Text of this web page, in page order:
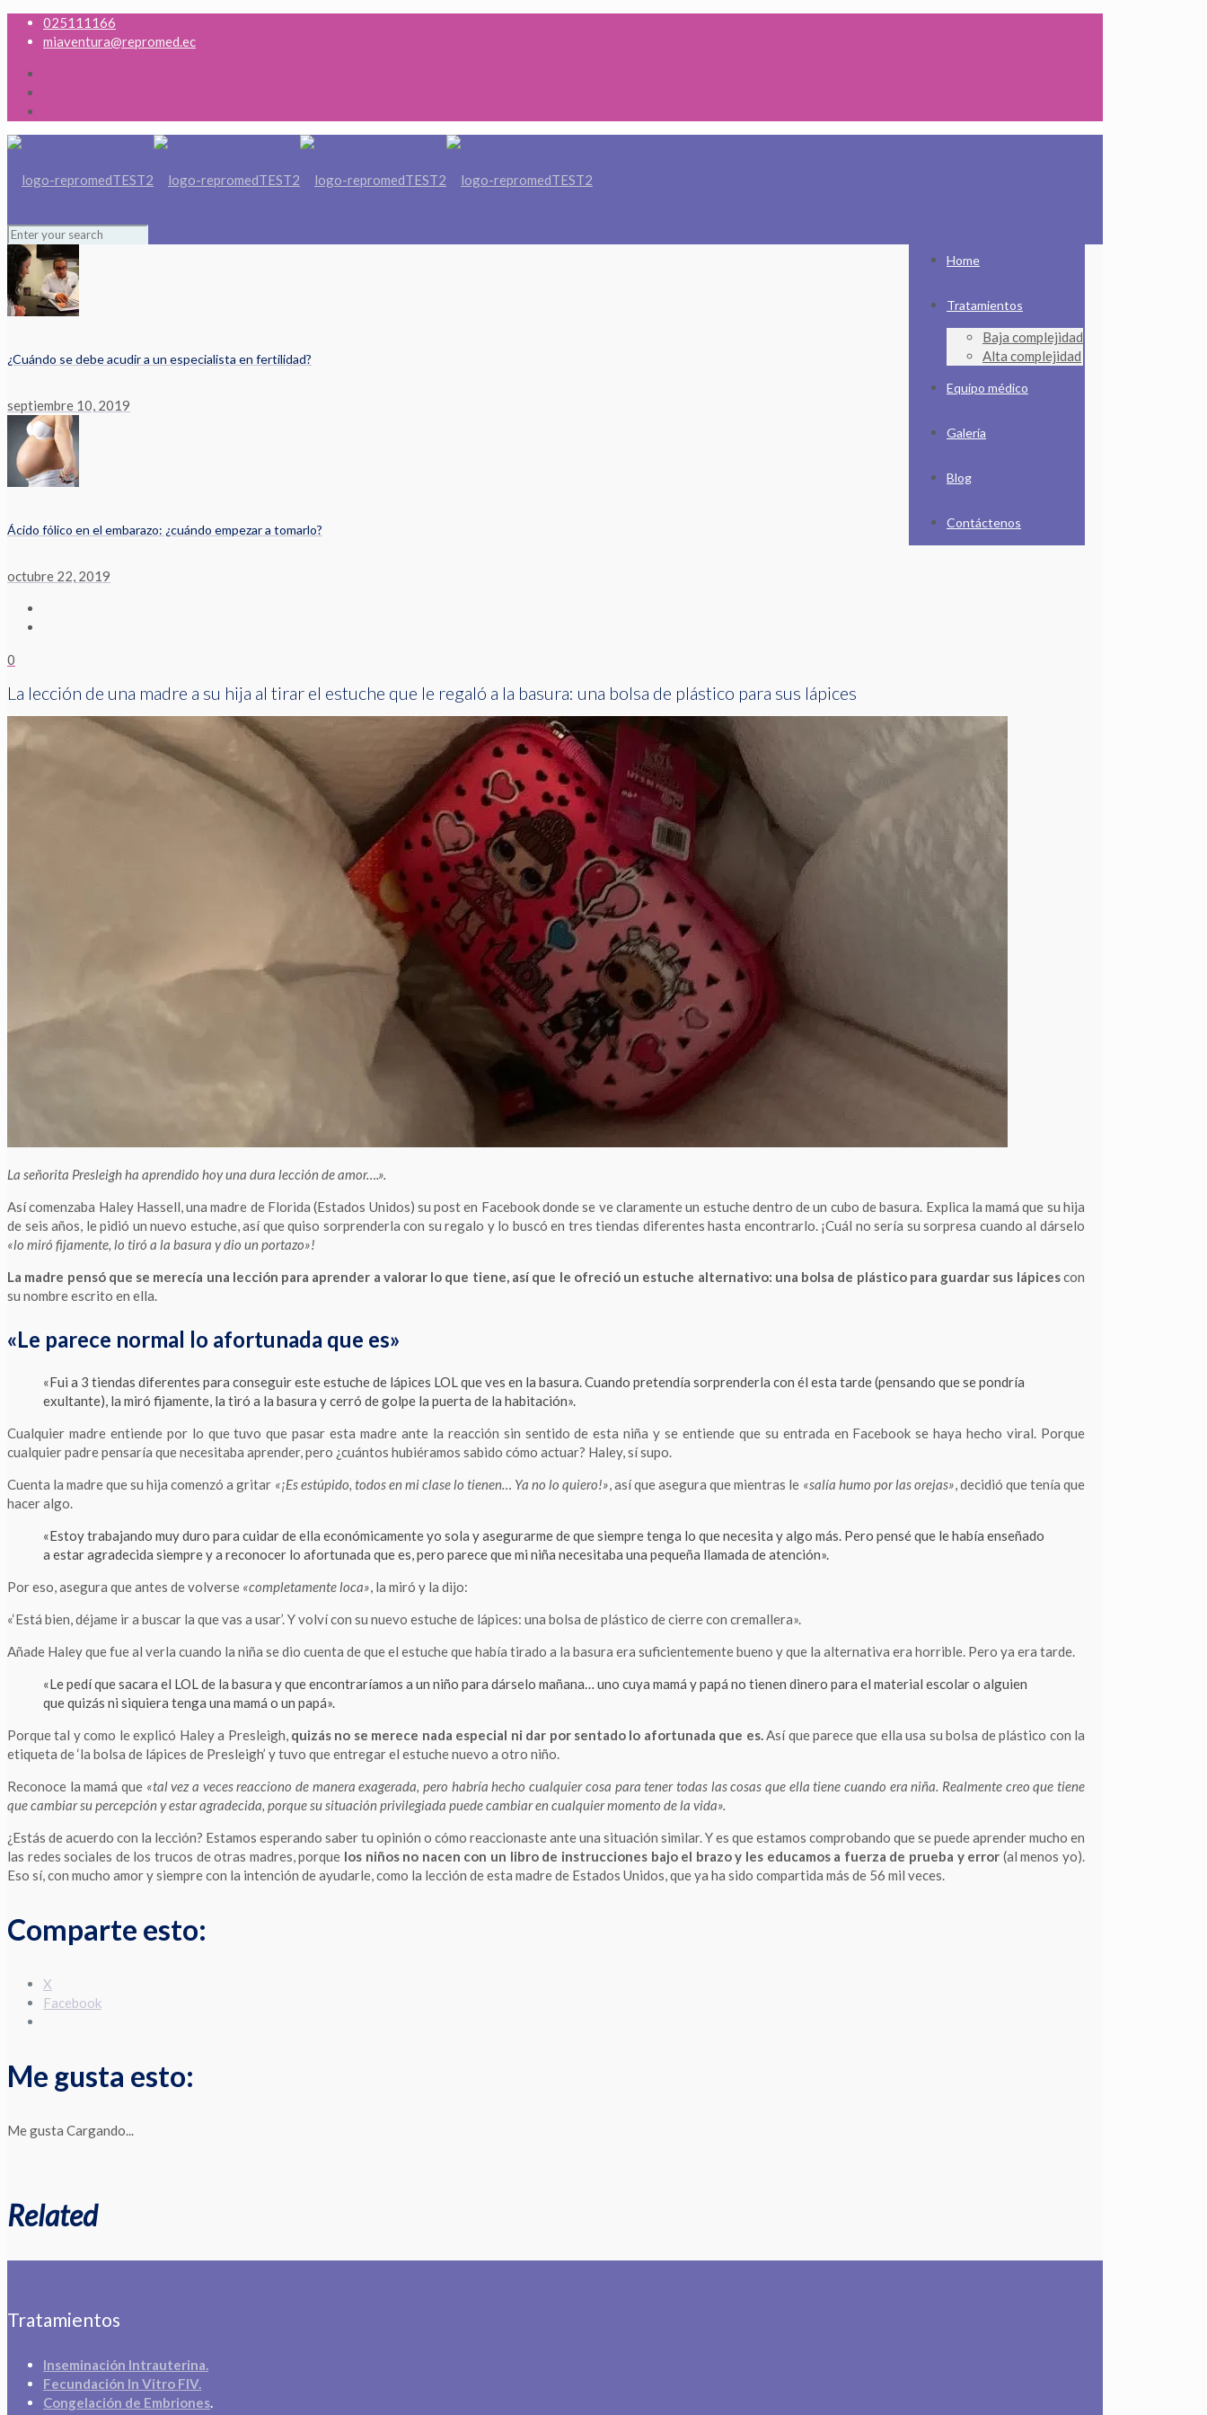
025111166
miaventura@repromed.ec
Home
Tratamientos
Baja complejidad
Alta complejidad
Equipo médico
Galería
Blog
Contáctenos
¿Cuándo se debe acudir a un especialista en fertilidad?
septiembre 10, 2019
Ácido fólico en el embarazo: ¿cuándo empezar a tomarlo?
octubre 22, 2019
0
La lección de una madre a su hija al tirar el estuche que le regaló a la basura: una bolsa de plástico para sus lápices
La señorita Presleigh ha aprendido hoy una dura lección de amor….».
Así comenzaba Haley Hassell, una madre de Florida (Estados Unidos) su post en Facebook donde se ve claramente un estuche dentro de un cubo de basura. Explica la mamá que su hija
de seis años, le pidió un nuevo estuche, así que quiso sorprenderla con su regalo y lo buscó en tres tiendas diferentes hasta encontrarlo. ¡Cuál no sería su sorpresa cuando al dárselo
«lo miró fijamente, lo tiró a la basura y dio un portazo»!
La madre pensó que se merecía una lección para aprender a valorar lo que tiene, así que le ofreció un estuche alternativo: una bolsa de plástico para guardar sus lápicescon
su nombre escrito en ella.
«Le parece normal lo afortunada que es»
«Fui a 3 tiendas diferentes para conseguir este estuche de lápices LOL que ves en la basura. Cuando pretendía sorprenderla con él esta tarde (pensando que se pondría
exultante), la miró fijamente, la tiró a la basura y cerró de golpe la puerta de la habitación».
Cualquier madre entiende por lo que tuvo que pasar esta madre ante la reacción sin sentido de esta niña y se entiende que su entrada en Facebook se haya hecho viral. Porque
cualquier padre pensaría que necesitaba aprender, pero ¿cuántos hubiéramos sabido cómo actuar? Haley, sí supo.
Cuenta la madre que su hija comenzó a gritar «¡Es estúpido, todos en mi clase lo tienen… Ya no lo quiero!», así que asegura que mientras le «salía humo por las orejas», decidió que tenía que
hacer algo.
«Estoy trabajando muy duro para cuidar de ella económicamente yo sola y asegurarme de que siempre tenga lo que necesita y algo más. Pero pensé que le había enseñado
a estar agradecida siempre y a reconocer lo afortunada que es, pero parece que mi niña necesitaba una pequeña llamada de atención».
Por eso, asegura que antes de volverse «completamente loca», la miró y la dijo:
«‘Está bien, déjame ir a buscar la que vas a usar’. Y volví con su nuevo estuche de lápices: una bolsa de plástico de cierre con cremallera».
Añade Haley que fue al verla cuando la niña se dio cuenta de que el estuche que había tirado a la basura era suficientemente bueno y que la alternativa era horrible. Pero ya era tarde.
«Le pedí que sacara el LOL de la basura y que encontraríamos a un niño para dárselo mañana… uno cuya mamá y papá no tienen dinero para el material escolar o alguien
que quizás ni siquiera tenga una mamá o un papá».
Porque tal y como le explicó Haley a Presleigh, quizás no se merece nada especial ni dar por sentado lo afortunada que es.Así que parece que ella usa su bolsa de plástico con la
etiqueta de ‘la bolsa de lápices de Presleigh’ y tuvo que entregar el estuche nuevo a otro niño.
Reconoce la mamá que «tal vez a veces reacciono de manera exagerada, pero habría hecho cualquier cosa para tener todas las cosas que ella tiene cuando era niña. Realmente creo que tiene
que cambiar su percepción y estar agradecida, porque su situación privilegiada puede cambiar en cualquier momento de la vida».
¿Estás de acuerdo con la lección? Estamos esperando saber tu opinión o cómo reaccionaste ante una situación similar. Y es que estamos comprobando que se puede aprender mucho en
las redes sociales de los trucos de otras madres, porque los niños no nacen con un libro de instrucciones bajo el brazo y les educamos a fuerza de prueba y error (al menos yo).
Eso sí, con mucho amor y siempre con la intención de ayudarle, como la lección de esta madre de Estados Unidos, que ya ha sido compartida más de 56 mil veces.
Comparte esto:
X
Facebook
Me gusta esto:
Me gusta Cargando...
Related
Tratamientos
Inseminación Intrauterina.
Fecundación In Vitro FIV.
Congelación de Embriones.